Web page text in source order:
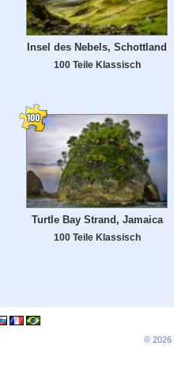
Insel des Nebels, Schottland
100 Teile Klassisch
Turtle Bay Strand, Jamaica
100 Teile Klassisch
© 2026